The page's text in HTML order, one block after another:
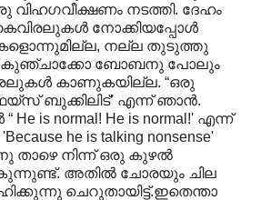
വിഹഗവീക്ഷണം നടത്തി. ദേഹം
നോക്കിയപ്പോൾ
നല്ല തുടുത്തു
കുഞ്ചാക്കോ ബോബനു പോലും
കാണുകയില്ല. “ഒരു
ബുക്കിലിട്’ എന്ന് ഞാൻ.
is normal! He is normal!' എന്ന്
he is talking nonsense'
താഴെ നിന്ന് ഒരു കുഴൽ
അതിൽ ചോരയും ചില
ചെറുതായിട്ട്.ഇതെന്താ